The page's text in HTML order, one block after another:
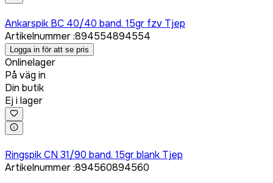
Ankarspik BC 40/40 band. 15gr fzv Tjep
Artikelnummer:894554894554
Logga in för att se pris
Onlinelager
På väg in
Din butik
Ej i lager
Ringspik CN 31/90 band. 15gr blank Tjep
Artikelnummer:894560894560